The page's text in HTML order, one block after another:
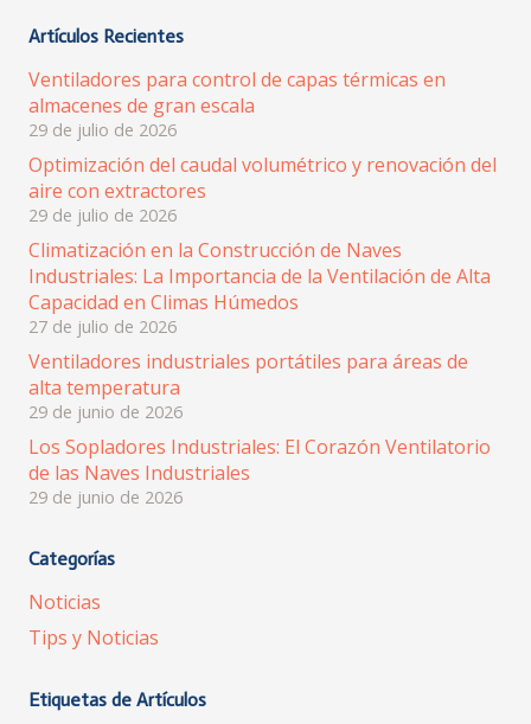
Artículos Recientes
Ventiladores para control de capas térmicas en
almacenes de gran escala
29 de julio de 2026
Optimización del caudal volumétrico y renovación del
aire con extractores
29 de julio de 2026
Climatización en la Construcción de Naves
Industriales: La Importancia de la Ventilación de Alta
Capacidad en Climas Húmedos
27 de julio de 2026
Ventiladores industriales portátiles para áreas de
alta temperatura
29 de junio de 2026
Los Sopladores Industriales: El Corazón Ventilatorio
de las Naves Industriales
29 de junio de 2026
Categorías
Noticias
Tips y Noticias
Etiquetas de Artículos